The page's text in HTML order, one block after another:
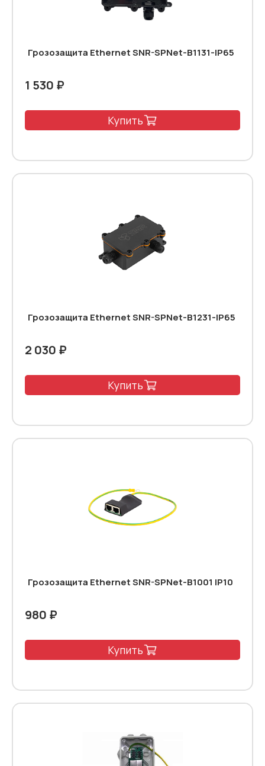
Грозозащита Ethernet SNR-SPNet-B1131-IP65
1 530 ₽
Купить
Грозозащита Ethernet SNR-SPNet-B1231-IP65
2 030 ₽
Купить
Грозозащита Ethernet SNR-SPNet-B1001 IP10
980 ₽
Купить